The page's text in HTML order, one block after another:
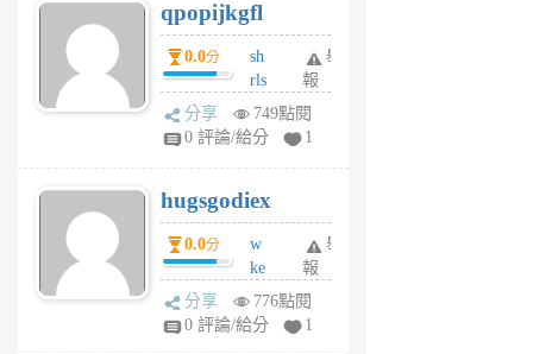
6
個
月
前
qpopijkgfl
0.0分
sh
rls
k
m
6
個
月
前
舉
報
分享
749點閱
0 評論/給分
1
hugsgodiex
0.0分
w
ke
rv
pj
舉
報
分享
776點閱
0 評論/給分
1